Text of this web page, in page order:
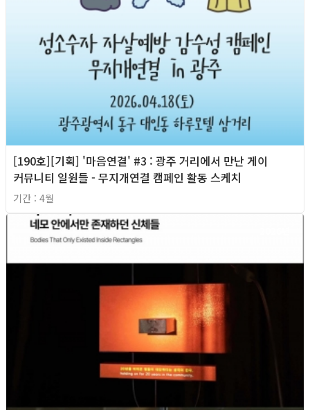
[190호][기획] '마음연결' #3 : 광주 거리에서 만난 게이
커뮤니티 일원들 - 무지개연결 캠페인 활동 스케치
기간 : 4월